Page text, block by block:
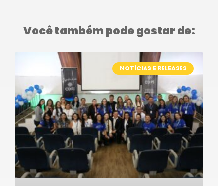
Você também pode gostar de:
NOTÍCIAS E RELEASES